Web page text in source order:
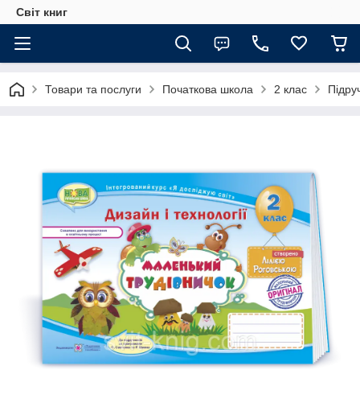
Світ книг
Товари та послуги Початкова школа 2 клас